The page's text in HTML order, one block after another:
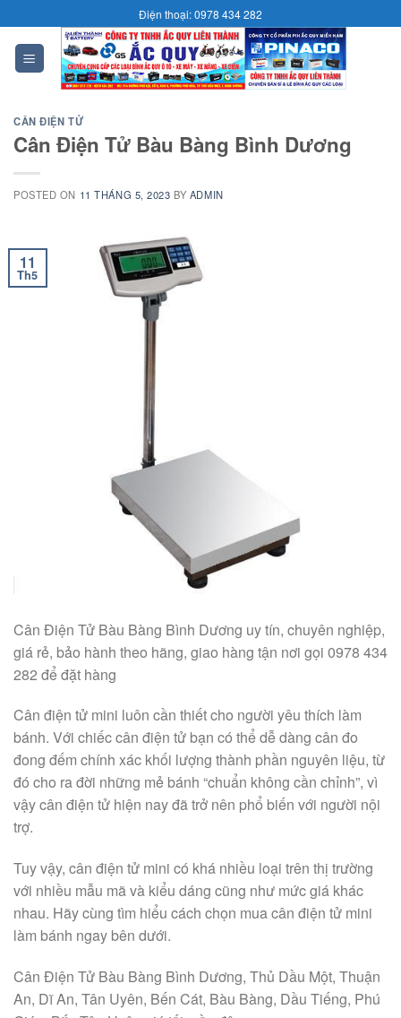
to
content
Điện thoại: 0978 434 282
CÂN ĐIỆN TỬ
Cân Điện Tử Bàu Bàng Bình Dương
POSTED ON 11 THÁNG 5, 2023 BY ADMIN
11
Th5
Cân Điện Tử Bàu Bàng Bình Dương uy tín, chuyên nghiệp,
giá rẻ, bảo hành theo hãng, giao hàng tận nơi gọi 0978 434
282 để đặt hàng
Cân điện tử mini luôn cần thiết cho người yêu thích làm
bánh. Với chiếc cân điện tử bạn có thể dễ dàng cân đo
đong đếm chính xác khối lượng thành phần nguyên liệu, từ
đó cho ra đời những mẻ bánh “chuẩn không cần chỉnh”, vì
vậy cân điện tử hiện nay đã trở nên phổ biến với người nội
trợ.
Tuy vậy, cân điện tử mini có khá nhiều loại trên thị trường
với nhiều mẫu mã và kiểu dáng cũng như mức giá khác
nhau. Hãy cùng tìm hiểu cách chọn mua cân điện tử mini
làm bánh ngay bên dưới.
Cân Điện Tử Bàu Bàng Bình Dương, Thủ Dầu Một, Thuận
An, Dĩ An, Tân Uyên, Bến Cát, Bàu Bàng, Dầu Tiếng, Phú